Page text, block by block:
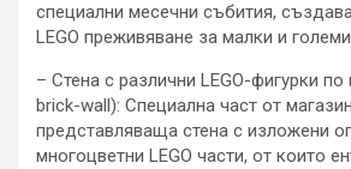
специални месечни събития,
LEGO преживяване за малки и
– Стена с различни LEGO-фигурки
brick-wall): Специална част от
представляваща стена с изложени
многоцветни LEGO части, от които